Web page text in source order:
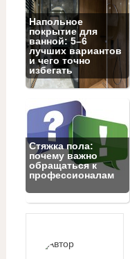
Напольное
покрытие для
ванной: 5–6
лучших вариантов
и чего точно
избегать
Стяжка пола:
почему важно
обращаться к
профессионалам